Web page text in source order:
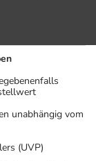
unabhängig vom
(UVP)